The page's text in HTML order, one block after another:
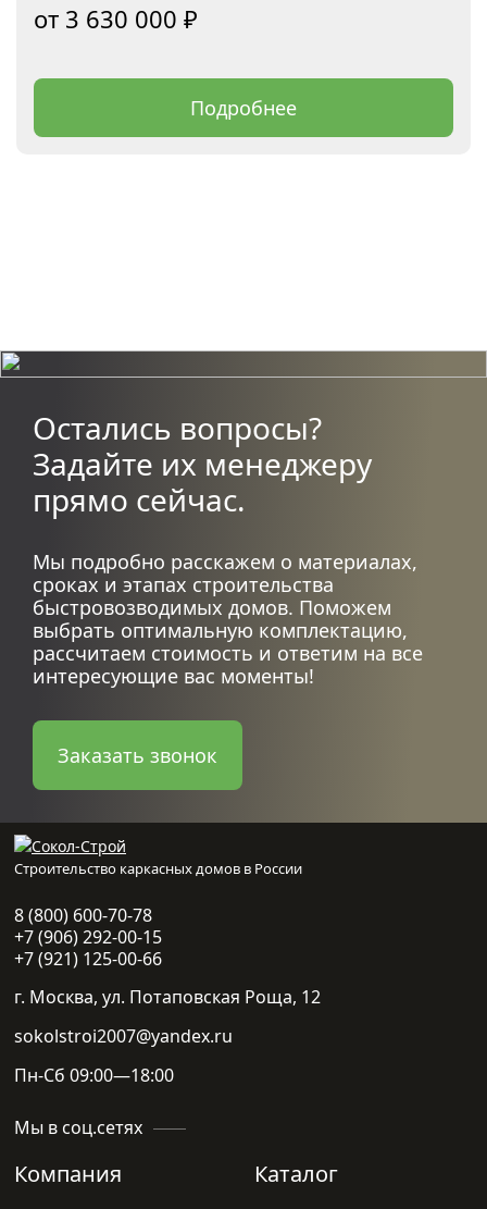
3 630 000 ₽
Подробнее
Остались вопросы?
Задайте их менеджеру
прямо сейчас.
Мы подробно расскажем о материалах,
сроках и этапах строительства
быстровозводимых домов. Поможем
выбрать оптимальную комплектацию,
рассчитаем стоимость и ответим на все
интересующие вас моменты!
Заказать звонок
Строительство каркасных домов в России
8 (800) 600-70-78
+7 (906) 292-00-15
+7 (921) 125-00-66
г. Москва, ул. Потаповская Роща, 12
sokolstroi2007@yandex.ru
Пн-Сб 09:00—18:00
Мы в соц.сетях
Компания Каталог